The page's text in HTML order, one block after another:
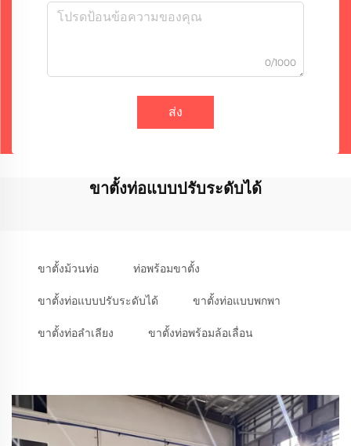
0/1000
ส่ง
ขาตั้งท่อแบบปรับระดับได้
ขาตั้งม้วนท่อ ท่อพร้อมขาตั้ง
ขาตั้งท่อแบบปรับระดับได้ ขาตั้งท่อแบบพกพา
ขาตั้งท่อลำเลียง ขาตั้งท่อพร้อมล้อเลื่อน